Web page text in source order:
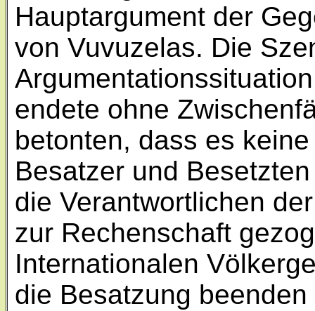
Hauptargument der
von Vuvuzelas. Die
endete ohne
betonten, dass es
Besatzer und
die Verantwortlichen
zur Rechenschaft
Internationalen
die Besatzung